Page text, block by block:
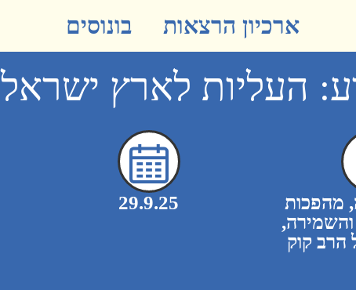
ארכיון הרצאות בונוסים
העליות לארץ ישראל
מהפכות
הרב קוק
29.9.25